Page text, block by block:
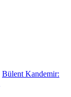
Bülent Kandemir: